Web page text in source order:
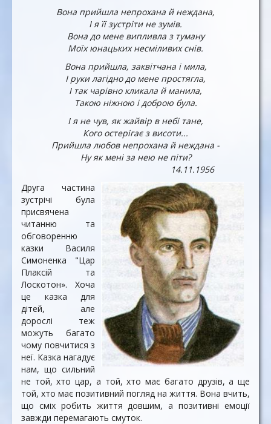
Вона прийшла непрохана й неждана,
І я її зустріти не зумів.
Вона до мене випливла з туману
Моїх юнацьких несміливих снів.
Вона прийшла, заквітчана і мила,
І руки лагідно до мене простягла,
І так чарівно кликала й манила,
Такою ніжною і доброю була.
І я не чув, як жайвір в небі тане,
Кого остерігає з висоти...
Прийшла любов непрохана й неждана -
Ну як мені за нею не піти?
14.11.1956
Друга частина
зустрічі була
присвячена
читанню та
обговоренню
казки Василя
Симоненка "Цар
Плаксій та
Лоскотон». Хоча
це казка для
дітей, але
дорослі теж
можуть багато
чому повчитися з
неї. Казка нагадує
нам, що сильний
не той, хто цар, а той, хто має багато друзів, а ще
той, хто має позитивний погляд на життя. Вона вчить,
що сміх робить життя довшим, а позитивні емоції
завжди перемагають смуток.